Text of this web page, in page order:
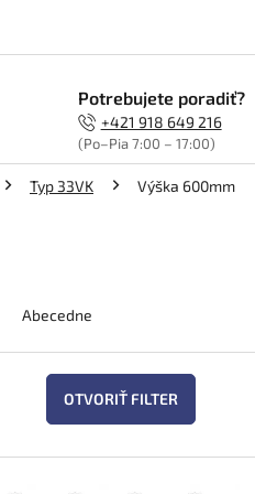
Potrebujete poradiť?
+421 918 649 216
(Po–Pia 7:00 – 17:00)
Typ 33VK Výška 600mm
Abecedne
OTVORIŤ FILTER